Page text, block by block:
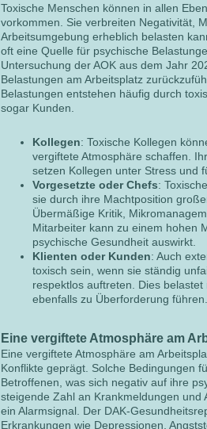
Toxische Menschen können in allen
vorkommen. Sie verbreiten Negativität,
Arbeitsumgebung erheblich belasten
oft eine Quelle für psychische
Untersuchung der AOK aus dem Jahr
Belastungen am Arbeitsplatz
Belastungen entstehen häufig durch
sogar Kunden.
Kollegen: Toxische Kollegen
vergiftete Atmosphäre schaffen.
setzen Kollegen unter Stress und
Vorgesetzte oder Chefs:
sie durch ihre Machtposition
Übermäßige Kritik,
Mitarbeiter kann zu einem hohen
psychische Gesundheit auswirkt.
Klienten oder Kunden: Auch
toxisch sein, wenn sie ständig
respektlos auftreten. Dies
ebenfalls zu Überforderung führen.
Eine vergiftete Atmosphäre am
Eine vergiftete Atmosphäre am
Konflikte geprägt. Solche Bedingungen
Betroffenen, was sich negativ auf ihre
steigende Zahl an Krankmeldungen
ein Alarmsignal. Der DAK-
Erkrankungen wie Depressionen,